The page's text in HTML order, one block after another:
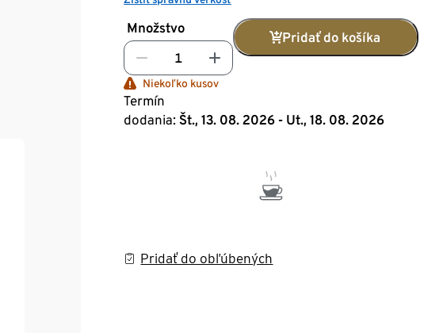
Množstvo
Pridať do košíka
Niekoľko kusov
Termín
dodania: Št., 13. 08. 2026 - Ut., 18. 08. 2026
Pridať do obľúbených